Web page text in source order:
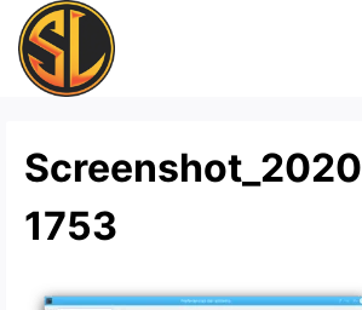
Saltar
contenido
1753